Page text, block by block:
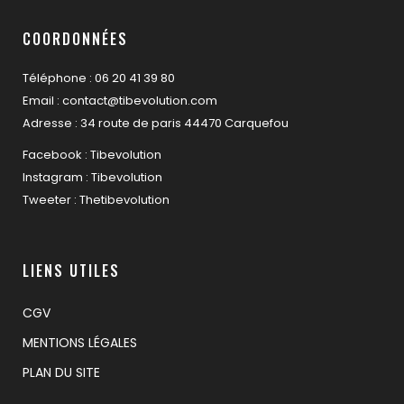
COORDONNÉES
Téléphone : 06 20 41 39 80
Email : contact@tibevolution.com
Adresse : 34 route de paris 44470 Carquefou
Facebook : Tibevolution
Instagram : Tibevolution
Tweeter : Thetibevolution
LIENS UTILES
CGV
MENTIONS LÉGALES
PLAN DU SITE